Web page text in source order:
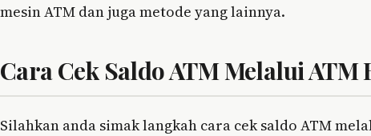
mesin ATM dan juga metode yang lainnya.
Cara Cek Saldo ATM Melalui ATM
Silahkan anda simak langkah cara cek saldo ATM